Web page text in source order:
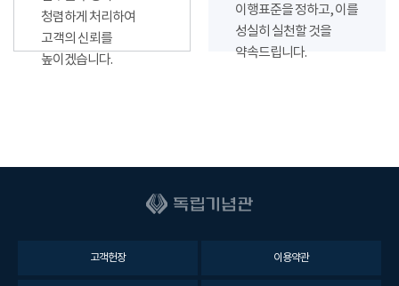
청렴하게 처리하여
고객의 신뢰를
높이겠습니다.
이행표준을 정하고, 이를
성실히 실천할 것을
약속드립니다.
고객헌장 이용약관